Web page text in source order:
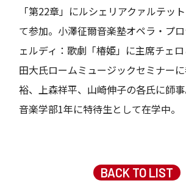
「第22章」にルシェリアクァルテッ
て参加。小澤征爾音楽塾オペラ・プ
ェルディ：歌劇「椿姫」に主席チェ
田大氏ロームミュージックセミナー
裕、上森祥平、山崎伸子の各氏に師
音楽学部1年に特待生として在学中。
BACK TO LIST